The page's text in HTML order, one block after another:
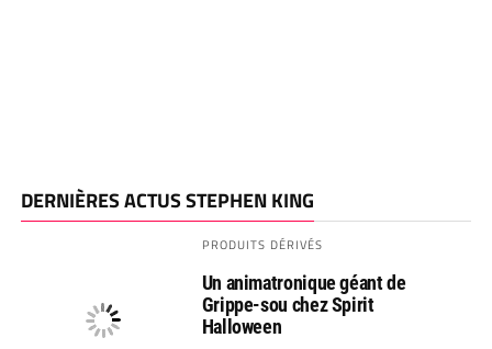
DERNIÈRES ACTUS STEPHEN KING
PRODUITS DÉRIVÉS
Un animatronique géant de
Grippe-sou chez Spirit
Halloween